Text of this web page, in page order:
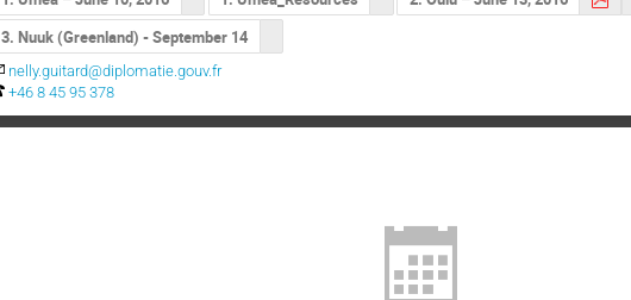
3. Nuuk (Greenland) - September 14
nelly.guitard@diplomatie.gouv.fr
+46 8 45 95 378